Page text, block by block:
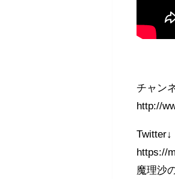
チャン
http://
Twitter↓
https://
魔理沙